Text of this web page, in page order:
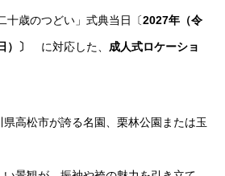
十歳のつどい」式典当日〔2027年（令
）〕 に対応した、 成人式ロケーショ
高松市が誇る名園、栗林公園または玉